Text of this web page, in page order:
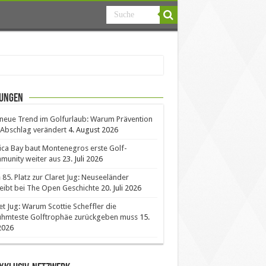
Trend im Golfurlaub: Warum Prävention
verändert 4. August 2026
Bay baut Montenegros erste Golf-
weiter aus 23. Juli 2026
85. Platz zur Claret Jug: Neuseeländer
bei The Open Geschichte 20. Juli 2026
Jug: Warum Scottie Scheffler die
Golftrophäe zurückgeben muss 15.